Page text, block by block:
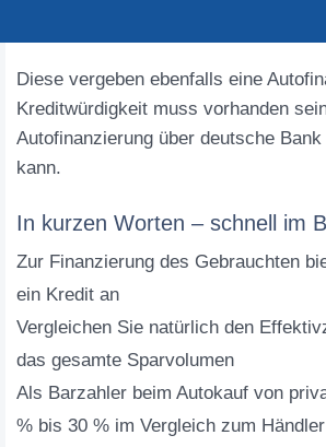
Diese vergeben ebenfalls eine
Kreditwürdigkeit muss vorhanden
Autofinanzierung über deutsche
kann.
In kurzen Worten – schnell im
Zur Finanzierung des Gebrauchten
ein Kredit an
Vergleichen Sie natürlich den
das gesamte Sparvolumen
Als Barzahler beim Autokauf von
% bis 30 % im Vergleich zum